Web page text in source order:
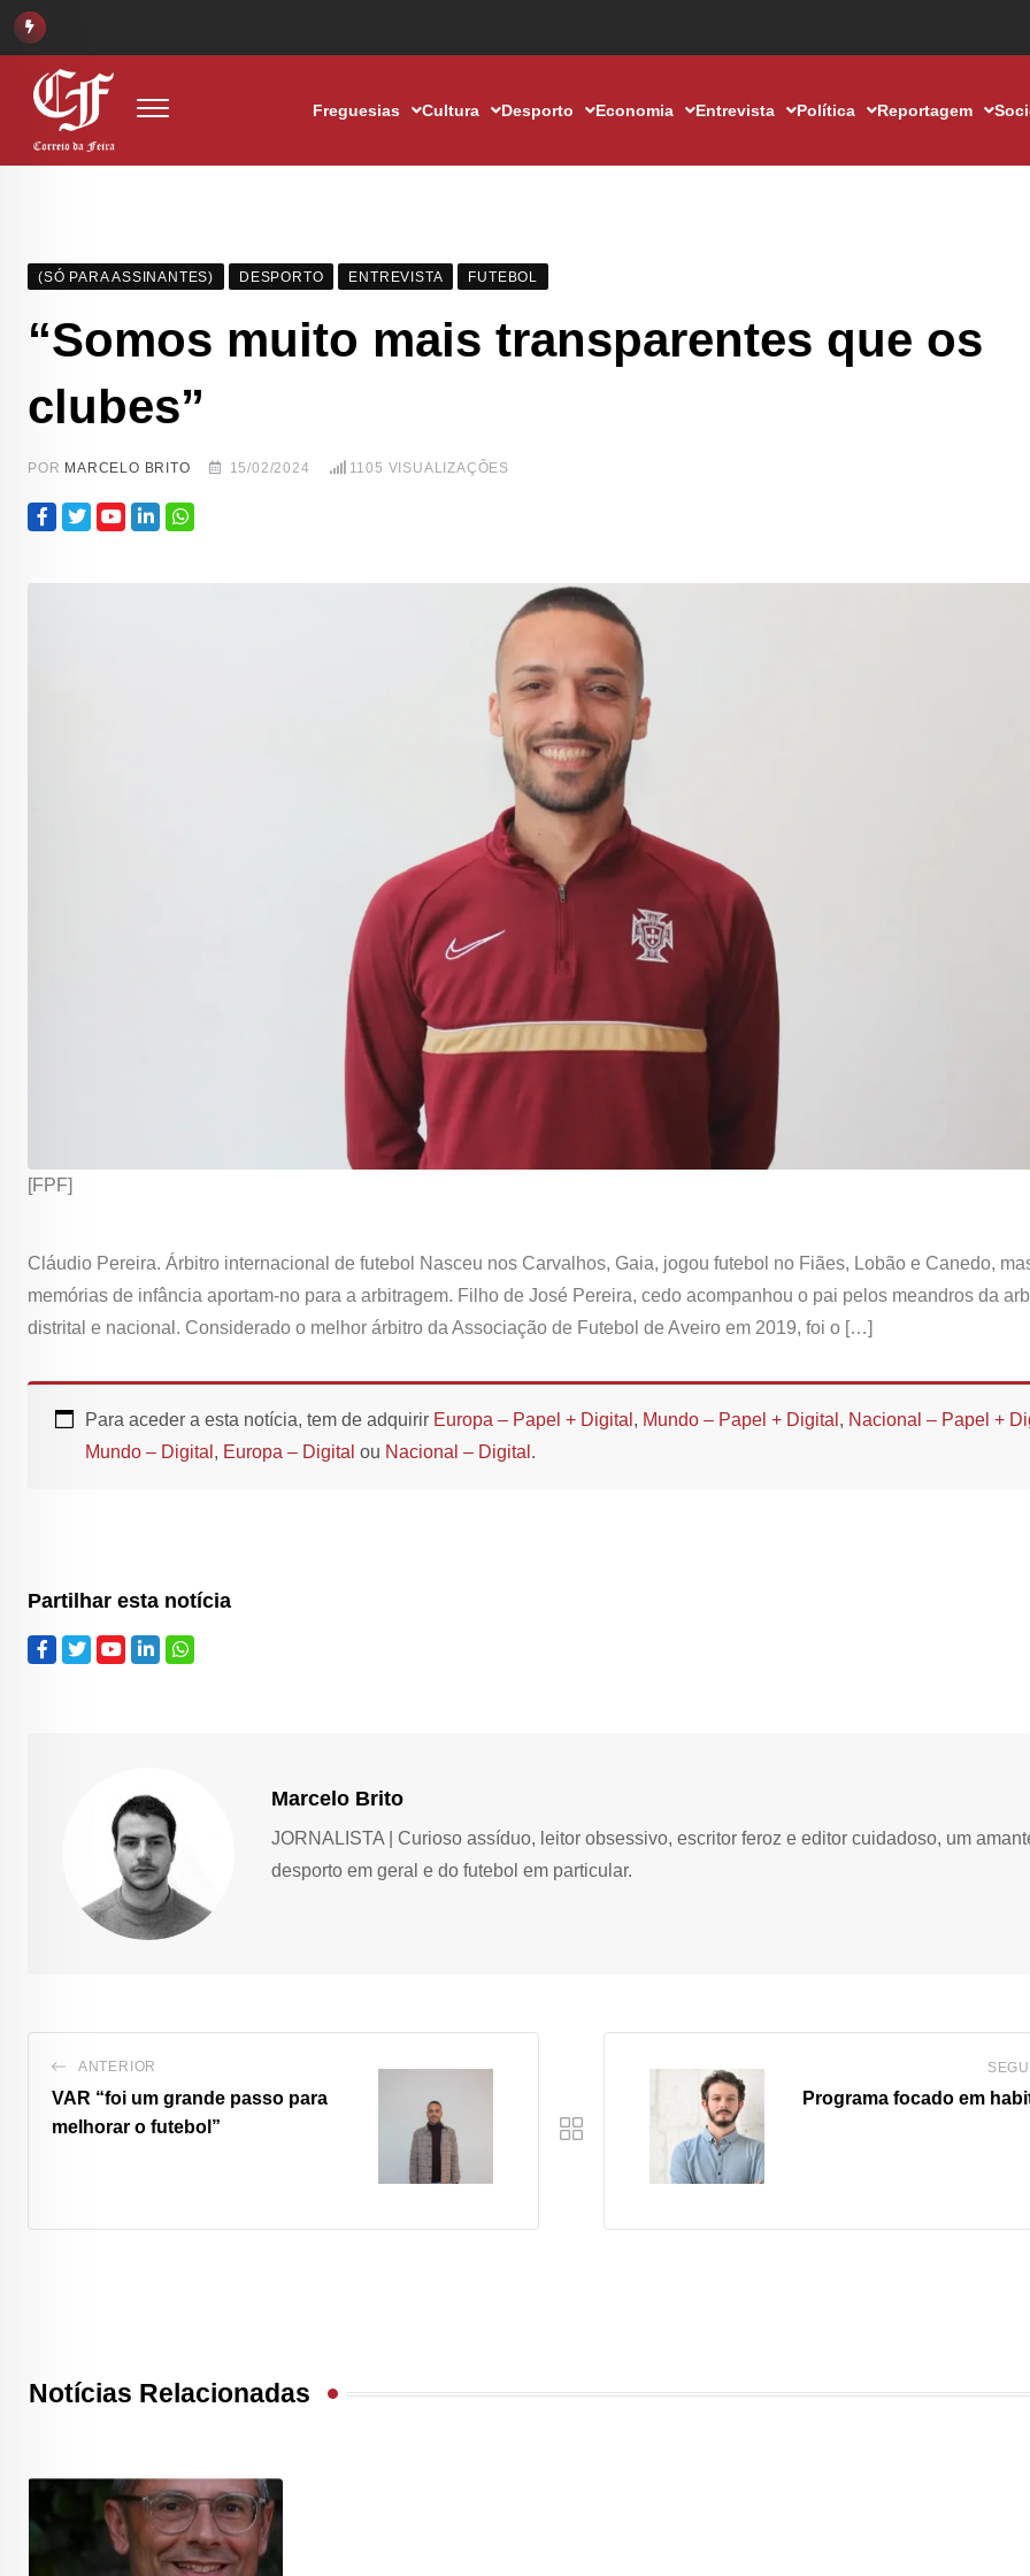
Freguesias Cultura Desporto Economia Entrevista Política Reportagem
(SÓ PARA ASSINANTES) DESPORTO ENTREVISTA FUTEBOL
“Somos muito mais transparentes que os
clubes”
POR MARCELO BRITO 15/02/2024 1105 VISUALIZAÇÕES
[FPF]
Cláudio Pereira. Árbitro internacional de futebol Nasceu nos Carvalhos, Gaia, jogou futebol no Fiães, Lobão e Canedo,
memórias de infância aportam-no para a arbitragem. Filho de José Pereira, cedo acompanhou o pai pelos meandros da
distrital e nacional. Considerado o melhor árbitro da Associação de Futebol de Aveiro em 2019, foi o […]
Para aceder a esta notícia, tem de adquirir Europa – Papel + Digital , Mundo – Papel + Digital , Nacional – Papel +
Mundo – Digital , Europa – Digital ou Nacional – Digital .
Partilhar esta notícia
Marcelo Brito
JORNALISTA | Curioso assíduo, leitor obsessivo, escritor feroz e editor cuidadoso, um
desporto em geral e do futebol em particular.
ANTERIOR
VAR “foi um grande passo para
melhorar o futebol”
Programa focado em
Notícias Relacionadas